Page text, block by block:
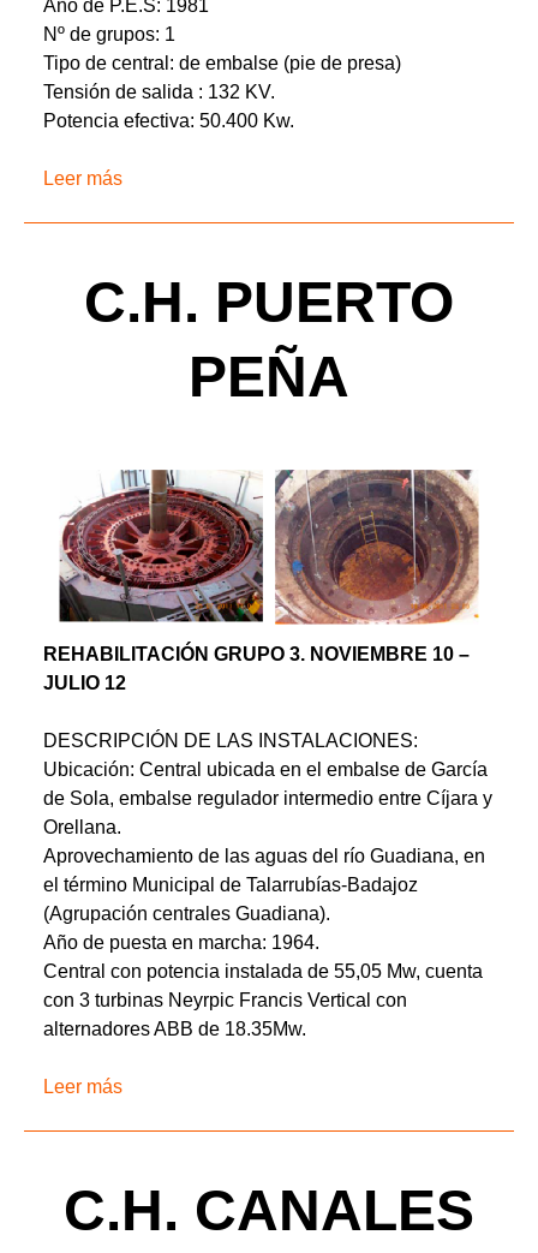
Año de P.E.S: 1981
Nº de grupos: 1
Tipo de central: de embalse (pie de presa)
Tensión de salida : 132 KV.
Potencia efectiva: 50.400 Kw.
Leer más
C.H. PUERTO
PEÑA
REHABILITACIÓN GRUPO 3. NOVIEMBRE 10 –
JULIO 12
DESCRIPCIÓN DE LAS INSTALACIONES:
Ubicación: Central ubicada en el embalse de García
de Sola, embalse regulador intermedio entre Cíjara y
Orellana.
Aprovechamiento de las aguas del río Guadiana, en
el término Municipal de Talarrubías-Badajoz
(Agrupación centrales Guadiana).
Año de puesta en marcha: 1964.
Central con potencia instalada de 55,05 Mw, cuenta
con 3 turbinas Neyrpic Francis Vertical con
alternadores ABB de 18.35Mw.
Leer más
C.H. CANALES